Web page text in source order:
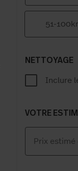
51-
NETTOYAGE
Inclure
VOTRE